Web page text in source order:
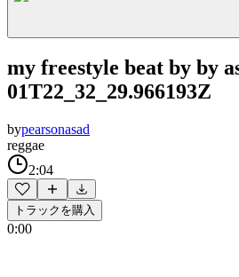
my freestyle beat by by
01T22_32_29.966193Z
bypearsonasad
reggae
2:04
トラックを購入
0:00